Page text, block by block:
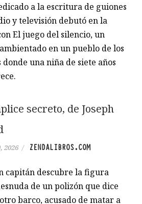
a la escritura de guiones
y televisión debutó en la
El juego del silencio, un
en un pueblo de los
una niña de siete años
secreto, de Joseph
2026 / ZENDALIBROS.COM
capitán descubre la figura
de un polizón que dice
barco, acusado de matar a